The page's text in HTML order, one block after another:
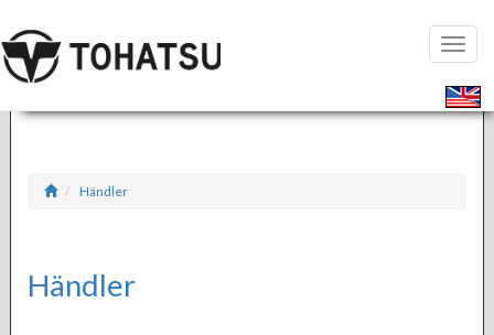
öffnen
Händler
Händler